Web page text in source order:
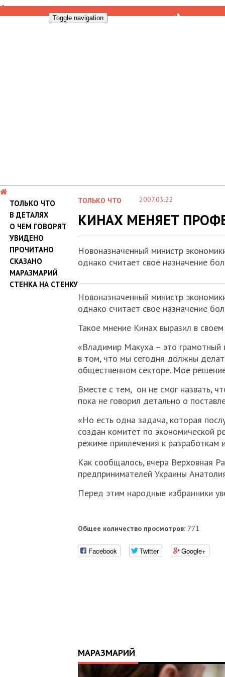
Toggle navigation
ТОЛЬКО ЧТО
В ДЕТАЛЯХ
О ЧЕМ ГОВОРЯТ
УВИДЕНО
ПРОЧИТАНО
СКАЗАНО
МАРАЗМАРИЙ
СТЕНКА НА СТЕНКУ
ТОЛЬКО ЧТО 2007.03.22
КИНАХ МЕНЯЕТ
Новоназначенный министр
однако считает свое назначение
Новоназначенный министр
однако считает свое назначение
Такое мнение Кинах выразил в
«Владимир Макуха – это грамотный
в том, что мы сегодня должны
общественном секторе. Мое
Вместе с тем, он не смог назвать,
пока не говорил детально о
«Но есть одна задача, которая
создан комитет по экономической
режиме привлечения к разработкам
Как сообщалось, вчера Верховная
предпринимателей Украины
Перед этим народные избранники
Общее количество просмотров: 771
Facebook Twitter Google+
МАРАЗМАРИЙ